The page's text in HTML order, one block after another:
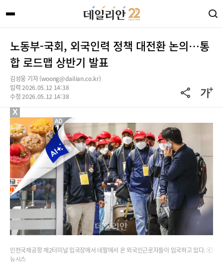
노동부-국회, 외국인력 정책 대전환 논의…통
합 로드맵 상반기 발표
김성웅 기자 (woong@dailian.co.kr)
입력 2026.05.12 14:38
수정 2026.05.12 14:38
인천국제공항 제2터미널 입국장에서 네팔에서 온 외국인근로자들이 입국하고 있다. ⓒ
뉴시스
X